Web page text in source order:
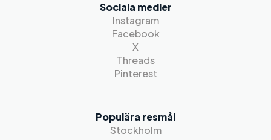
Sociala medier
Instagram
Facebook
X
Threads
Pinterest
Populära resmål
Stockholm